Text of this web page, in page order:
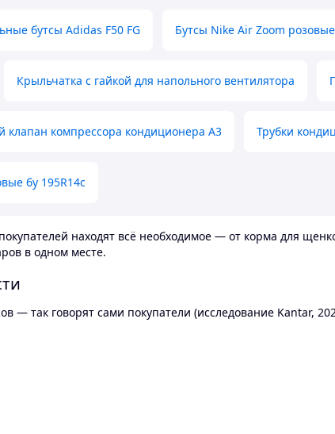
бутсы Adidas F50 FG Бутсы Nike Air Zoom розовые
Крыльчатка с гайкой для напольного вентилятора
клапан компрессора кондиционера А3 Трубки
бу 195R14c
находят всё необходимое — от корма для
в одном месте.
— так говорят сами покупатели (исследование Kantar,